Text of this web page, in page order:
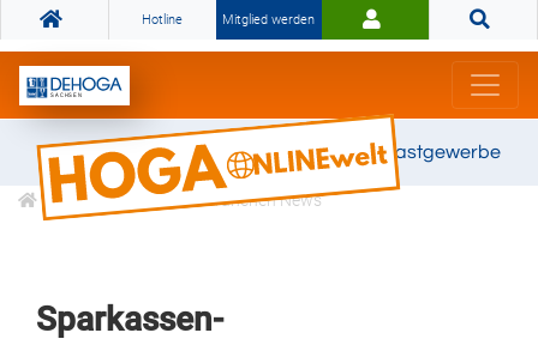
Hotline Mitglied werden
Gemeinsam stark für das Gastgewerbe
Informationen Branchen News
Sparkassen-